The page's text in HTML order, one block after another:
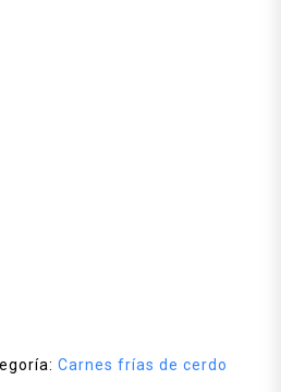
Carnes frías de cerdo